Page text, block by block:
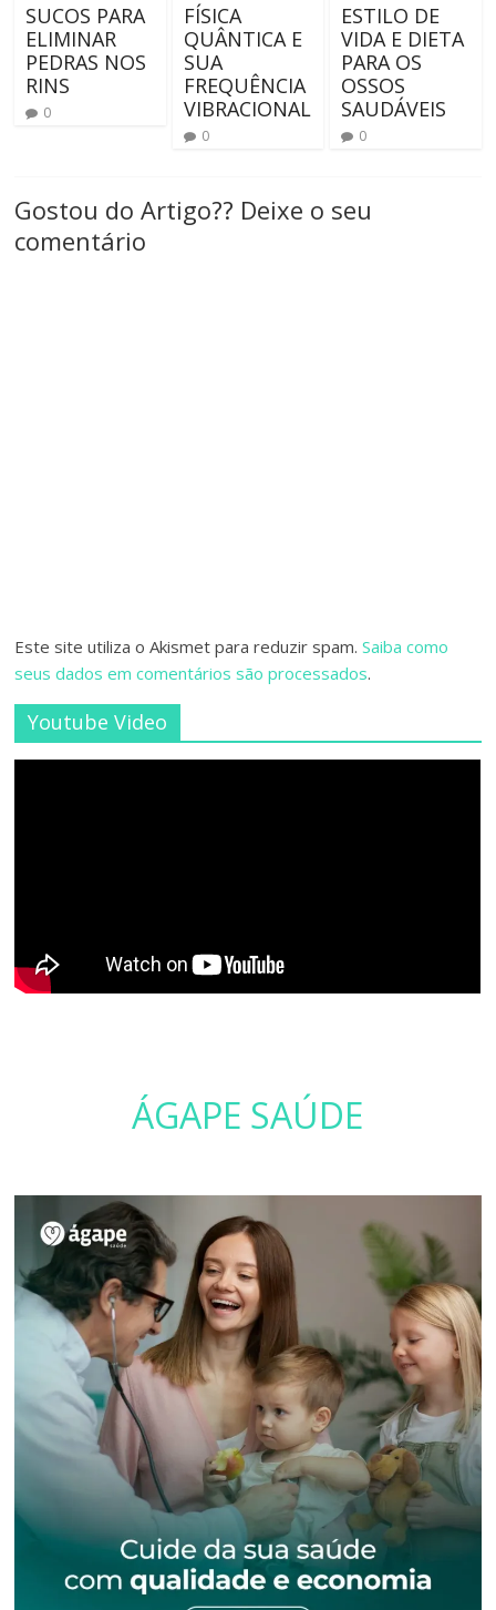
SUCOS PARA
ELIMINAR
PEDRAS NOS
RINS
0
FÍSICA
QUÂNTICA E
SUA
FREQUÊNCIA
VIBRACIONAL
0
ESTILO DE
VIDA E DIETA
PARA OS
OSSOS
SAUDÁVEIS
0
Gostou do Artigo?? Deixe o seu
comentário
Este site utiliza o Akismet para reduzir spam.Saiba como
seus dados em comentários são processados.
Youtube Video
ÁGAPE SAÚDE